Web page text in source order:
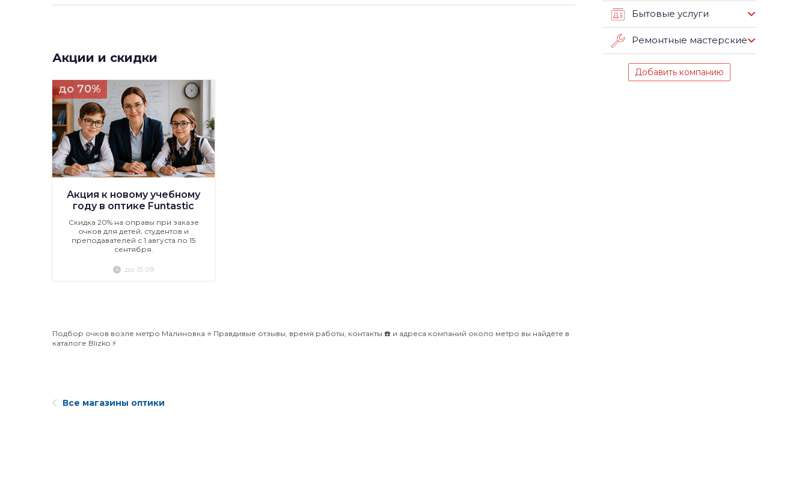
Акции и скидки
до 70%
Акция к новому учебному
году в оптике Funtastic
Скидка 20% на оправы при заказе
очков для детей, студентов и
преподавателей с 1 августа по 15
сентября.
до 15.09
Подбор очков возле метро Малиновка ⭐️ Правдивые отзывы, время работы, контакты ☎️ и адреса компаний около метро вы найдёте в
каталоге Blizko ⚡️
Бытовые услуги
Ремонтные мастерские
Добавить компанию
Все магазины оптики